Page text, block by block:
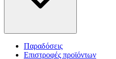
Παραδόσεις
Επιστροφές προϊόντων